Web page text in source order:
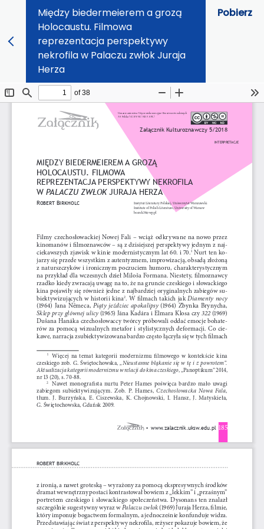
Między biedermeierem a grozą
Holocaustu. Filmowa
reprezentacja perspektywy
nekrofila w Palaczu zwłok Juraja
Herza
Pobierz